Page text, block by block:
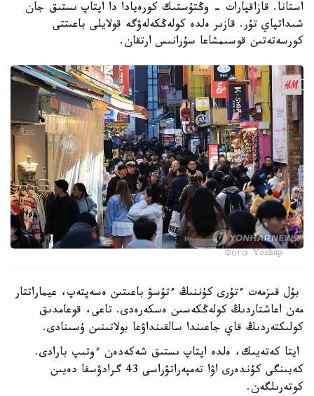
استانا. قازاقپارات - وڭتۇستىك كورەيادا دا اپتاپ ىستىق جان
شىداتپاي تۇر. قازىر ەلدە كولەڭكەلەۋگە قولايلى باعىتتى
كورسەتەتىن قوسىمشاعا سۇرانىس ارتقان.
Фото: Yonhap
بۇل قىزمەت ءتۇرى كۇننىڭ ءتۇسۋ باعىتىن ەسەپتەپ، عيماراتتار
مەن اعاشتاردىڭ كولەڭكەسىن ەسكەرەدى. تاعى، قوعامدىق
كولىكتەردىڭ قاي جاعىندا سالقىنداۋعا بولاتىنىن ۇسىنادى.
ايتا كەتەيىك، ەلدە اپتاپ ىستىق شەكەدەن ءوتىپ بارادى.
كەيىنگى كۇندەرى اۋا تەمپەراتۋراسى 43 گرادۋسقا دەيىن
كوتەرىلگەن.